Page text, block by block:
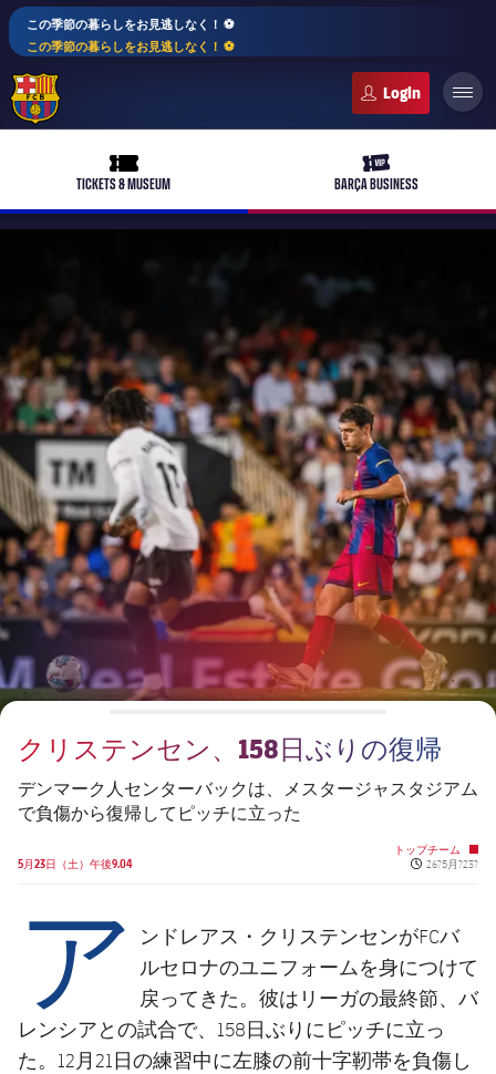
この季節の暮らしをお見逃しなく！ ⚽️
この季節の暮らしをお見逃しなく！ ⚽️
ticket-full
TICKETS & MUSEUM
ticket-vip
BARÇA BUSINESS
plusicon
label.aria.plus
バルサアカデミー
plusicon
label.aria.plus
10年毎
会長
レジェンド
監督
plusicon
label.aria.plus
プレスパス
Facilities
PLUSICON
LABEL.ARIA.PLUS
トップチーム
女子サッカー
plusicon
label.aria.plus
スケジュール
チケット
結果
順位表
バルサAtlètic
plusicon
label.aria.plus
スケジュール
チケット
順位表
PLUSICON
LABEL.ARIA.PLUS
トップチーム
plusicon
label.aria.plus
スケジュール
チケット
結果
順位表
PLUSICON
LABEL.ARIA.PLUS
トップチーム
スケジュール
チケット
結果
順位表
PLUSICON
LABEL.ARIA.PLUS
トップチーム
チケット
順位表
トップチーム
plusicon
label.aria.plus
スケジュール
チケット
クリステンセン、158日ぶりの復帰
デンマーク人センターバックは、メスタージャスタジアム
で負傷から復帰してピッチに立った
5月23日（土）午後9.04
トップチーム
Published
26?5月?23?
ア
ンドレアス・クリステンセンがFCバ
ルセロナのユニフォームを身につけて
戻ってきた。彼はリーガの最終節、バ
レンシアとの試合で、158日ぶりにピッチに立っ
た。12月21日の練習中に左膝の前十字靭帯を負傷し